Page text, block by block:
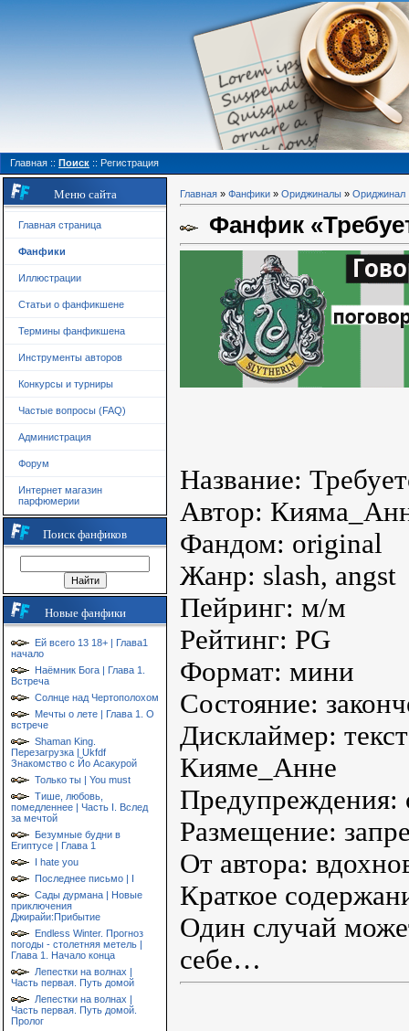
Главная :: Поиск :: Регистрация
Меню сайта
Главная страница
Фанфики
Иллюстрации
Статьи о фанфикшене
Термины фанфикшена
Инструменты авторов
Конкурсы и турниры
Частые вопросы (FAQ)
Администрация
Форум
Интернет магазин
парфюмерии
Поиск фанфиков
Новые фанфики
Ей всего 13 18+ | Глава1
начало
Наёмник Бога | Глава 1.
Встреча
Солнце над Чертополохом
Мечты о лете | Глава 1. О
встрече
Shaman King.
Перезагрузка | Ukfdf
Знакомство с Йо Асакурой
Только ты | You must
Тише, любовь,
помедленнее | Часть I. Вслед
за мечтой
Безумные будни в
Египтусе | Глава 1
I hate you
Последнее письмо | I
Сады дурмана | Новые
приключения
Джирайи:Прибытие
Endless Winter. Прогноз
погоды - столетняя метель |
Глава 1. Начало конца
Лепестки на волнах |
Часть первая. Путь домой
Лепестки на волнах |
Часть первая. Путь домой.
Пролог
Главная » Фанфики » Ориджиналы » Ориджинал
Фанфик
Название:
Автор:
Фандом: original
Жанр: slash, angst
Пейринг: м/м
Рейтинг: PG
Формат: мини
Состояние:
Дисклаймер:
Кияме_Анне
Предупреждения:
Размещение:
От автора:
Краткое
Один случай
себе…